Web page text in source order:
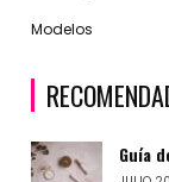
Modelos
Guía